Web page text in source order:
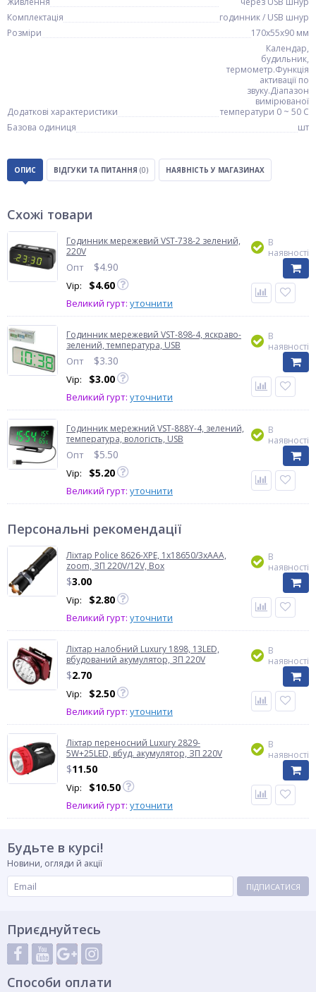
Комплектація
годинник / USB шнур
Розміри
170х55х90 мм
Додаткові характеристики
Календар,
будильник,
термометр.Функція
активації по
звуку.Діапазон
вимірюваної
температури 0 ~ 50 C
Базова одиниця
шт
ОПИС ВІДГУКИ ТА ПИТАННЯ (0) НАЯВНІСТЬ У МАГАЗИНАХ
Схожі товари
Годинник мережевий VST-738-2 зелений,
220V
Опт $4.90
Vip: $4.60
Великий гурт: уточнити
В
наявності
Годинник мережевий VST-898-4, яскраво-
зелений, температура, USB
Опт $3.30
Vip: $3.00
Великий гурт: уточнити
В
наявності
Годинник мережний VST-888Y-4, зелений,
температура, вологість, USB
Опт $5.50
Vip: $5.20
Великий гурт: уточнити
В
наявності
Персональні рекомендації
Ліхтар Police 8626-XPE, 1х18650/3xAAA,
zoom, ЗП 220V/12V, Box
$3.00
Vip: $2.80
Великий гурт: уточнити
В
наявності
Ліхтар налобний Luxury 1898, 13LED,
вбудований акумулятор, ЗП 220V
$2.70
Vip: $2.50
Великий гурт: уточнити
В
наявності
Ліхтар переносний Luxury 2829-
5W+25LED, вбуд. акумулятор, ЗП 220V
$11.50
Vip: $10.50
Великий гурт: уточнити
В
наявності
Будьте в курсі!
Новини, огляди й акції
ПІДПИСАТИСЯ
Приєднуйтесь
Способи оплати